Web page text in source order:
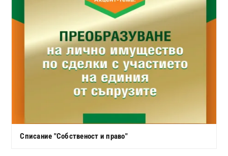
Списание "Собственост и право"